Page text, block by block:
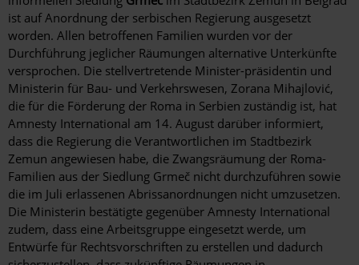
ist auf Anordnung der serbischen Regierung ausgesetzt
worden. Allen betroffenen Familien wurden vor der
Durchführung jeglicher Räumungen alternative Unterkünfte
versprochen. Die stellvertretende Minister-präsidentin und
Ministerin für Bau- und Verkehrswesen, Zorana Mihajlović,
die für die Förderung der Roma in Serbien zuständig ist, hat
Amnesty International am 14. August darüber informiert,
dass die Regierung die Verantwortlichen im Stadtbezirk
Zemun angewiesen habe, die Zwangsräumung der Roma-
Familien aus der Siedlung Grmeč nicht durchzuführen sowie
die im Juli erlassenen Abrissanordnungen nicht umzusetzen.
Die Ministerin bestätigte gegenüber Amnesty International
zudem, dass eine Arbeitsgruppe eingesetzt werde, um
Entwürfe für Rechtsvorschriften zu erstellen und dadurch